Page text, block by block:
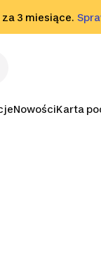
3 miesiące.
NowościKarta